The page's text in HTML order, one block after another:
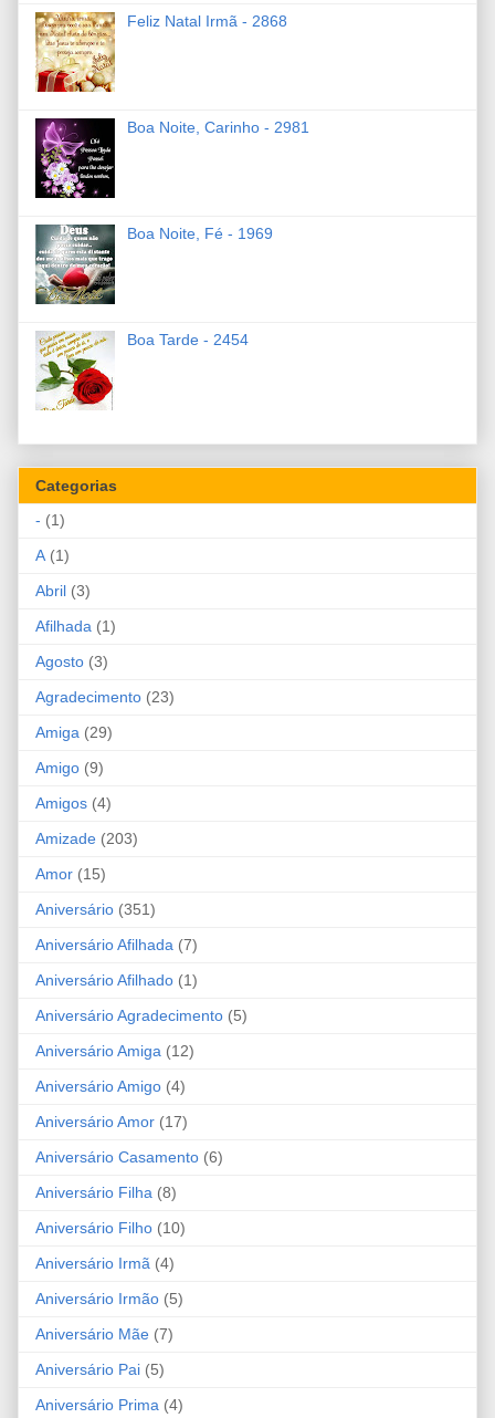
Feliz Natal Irmã - 2868
Boa Noite, Carinho - 2981
Boa Noite, Fé - 1969
Boa Tarde - 2454
Categorias
- (1)
A (1)
Abril (3)
Afilhada (1)
Agosto (3)
Agradecimento (23)
Amiga (29)
Amigo (9)
Amigos (4)
Amizade (203)
Amor (15)
Aniversário (351)
Aniversário Afilhada (7)
Aniversário Afilhado (1)
Aniversário Agradecimento (5)
Aniversário Amiga (12)
Aniversário Amigo (4)
Aniversário Amor (17)
Aniversário Casamento (6)
Aniversário Filha (8)
Aniversário Filho (10)
Aniversário Irmã (4)
Aniversário Irmão (5)
Aniversário Mãe (7)
Aniversário Pai (5)
Aniversário Prima (4)